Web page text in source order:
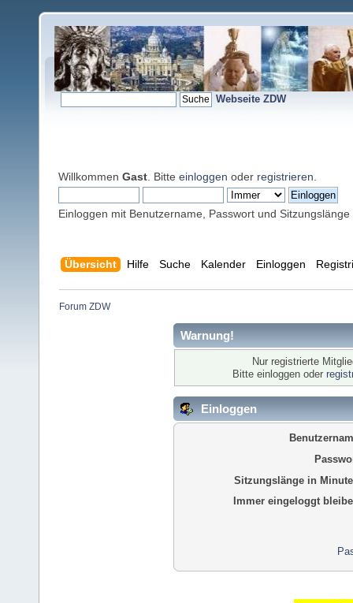
Webseite ZDW
Willkommen Gast . Bitte einloggen oder registrieren
Einloggen mit Benutzername, Passwort und Sitzungslänge
Übersicht Hilfe Suche Kalender Einloggen
Forum ZDW
Warnung!
Nur registrierte
Bitte einloggen oder
Einloggen
Sitzungslänge in
Immer eingeloggt